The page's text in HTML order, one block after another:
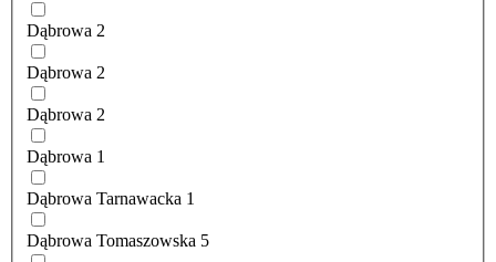
Dąbrowa 2
Dąbrowa 2
Dąbrowa 2
Dąbrowa 1
Dąbrowa Tarnawacka 1
Dąbrowa Tomaszowska 5